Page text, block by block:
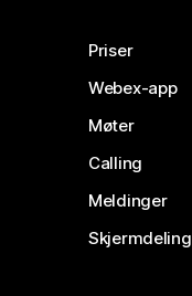
Priser
Webex-app
Møter
Calling
Meldinger
Skjermdeling